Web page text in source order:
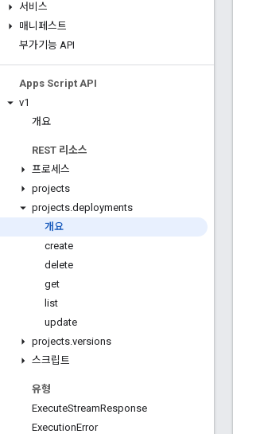
서비스
매니페스트
부가기능 API
Apps Script API
v1
개요
REST 리소스
프로세스
projects
projects.deployments
개요
create
delete
get
list
update
projects.versions
스크립트
유형
ExecuteStreamResponse
ExecutionError